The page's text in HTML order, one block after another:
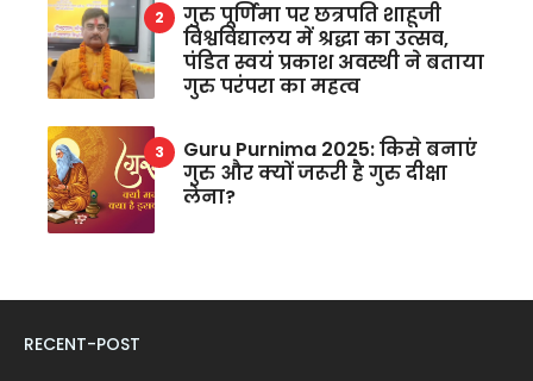
गुरु पूर्णिमा पर छत्रपति शाहूजी
विश्वविद्यालय में श्रद्धा का उत्सव,
पंडित स्वयं प्रकाश अवस्थी ने बताया
गुरु परंपरा का महत्व
Guru Purnima 2025: किसे बनाएं
गुरु और क्यों जरूरी है गुरु दीक्षा
लेना?
RECENT-POST